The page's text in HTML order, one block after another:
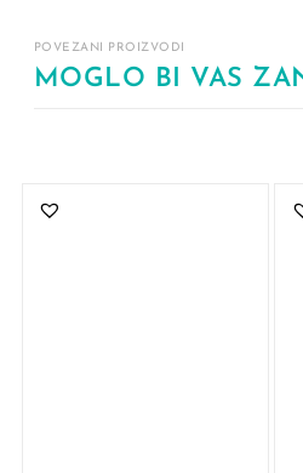
POVEZANI PROIZVODI
MOGLO BI VAS